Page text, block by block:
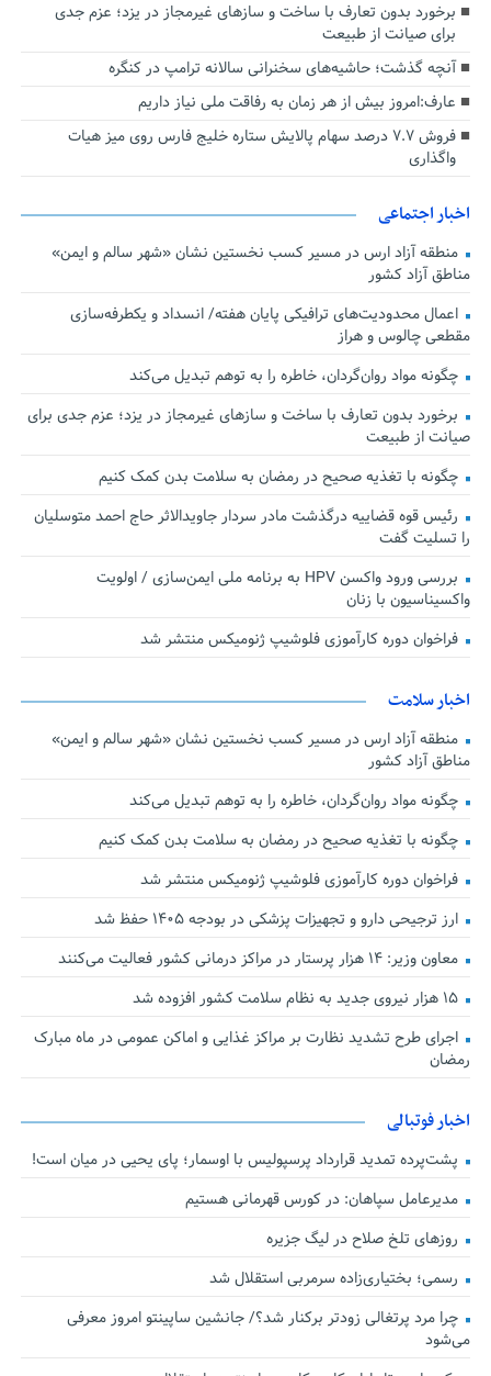
برخورد بدون تعارف با ساخت‌ و سازهای غیرمجاز در یزد؛ عزم جدی
برای صیانت از طبیعت
آنچه گذشت؛ حاشیه‌های سخنرانی سالانه ترامپ در کنگره
عارف:امروز بیش از هر زمان به رفاقت ملی نیاز داریم
فروش ۷.۷ درصد سهام پالایش ستاره خلیج فارس روی میز هیات
واگذاری
اخبار اجتماعی
منطقه آزاد ارس در مسیر کسب نخستین نشان «شهر سالم و ایمن»
مناطق آزاد کشور
اعمال محدودیت‌های ترافیکی پایان هفته/ انسداد و یکطرفه‌سازی
مقطعی چالوس و هراز
چگونه مواد روان‌گردان، خاطره را به توهم تبدیل می‌کند
برخورد بدون تعارف با ساخت‌ و سازهای غیرمجاز در یزد؛ عزم جدی برای
صیانت از طبیعت
چگونه با تغذیه صحیح در رمضان به سلامت بدن کمک کنیم
رئیس قوه قضاییه درگذشت مادر سردار جاویدالاثر حاج احمد متوسلیان
را تسلیت گفت
بررسی ورود واکسن HPV به برنامه ملی ایمن‌سازی / اولویت
واکسیناسیون با زنان
فراخوان دوره کارآموزی فلوشیپ ژنومیکس منتشر شد
اخبار سلامت
منطقه آزاد ارس در مسیر کسب نخستین نشان «شهر سالم و ایمن»
مناطق آزاد کشور
چگونه مواد روان‌گردان، خاطره را به توهم تبدیل می‌کند
چگونه با تغذیه صحیح در رمضان به سلامت بدن کمک کنیم
فراخوان دوره کارآموزی فلوشیپ ژنومیکس منتشر شد
ارز ترجیحی دارو و تجهیزات پزشکی در بودجه ۱۴۰۵ حفظ شد
معاون وزیر: ۱۴ هزار پرستار در مراکز درمانی کشور فعالیت می‌کنند
۱۵ هزار نیروی جدید به نظام سلامت کشور افزوده شد
اجرای طرح تشدید نظارت بر مراکز غذایی و اماکن عمومی در ماه مبارک
رمضان
اخبار فوتبالی
پشت‌پرده تمدید قرارداد پرسپولیس با اوسمار؛ پای یحیی در میان است!
مدیرعامل سپاهان: در کورس قهرمانی هستیم
روزهای تلخ صلاح در لیگ جزیره
رسمی؛ بختیاری‌زاده سرمربی استقلال شد
چرا مرد پرتغالی زودتر برکنار شد؟/ جانشین ساپینتو امروز معرفی
می‌شود